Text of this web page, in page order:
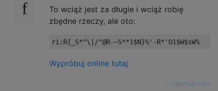
To wciąż jest za długie i wciąż robię
zbędne rzeczy, ale oto:
Wypróbuj online tutaj
Optymalizator